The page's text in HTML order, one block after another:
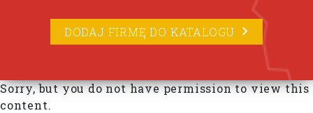
DODAJ FIRMĘ DO KATALOGU
Sorry, but you do not have permission to view this
content.